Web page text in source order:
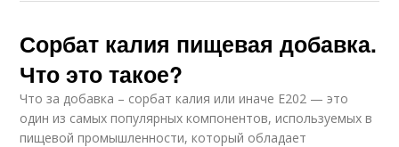
Сорбат калия пищевая добавка.
Что это такое?
Что за добавка – сорбат калия или иначе Е202 — это
один из самых популярных компонентов, используемых в
пищевой промышленности, который обладает